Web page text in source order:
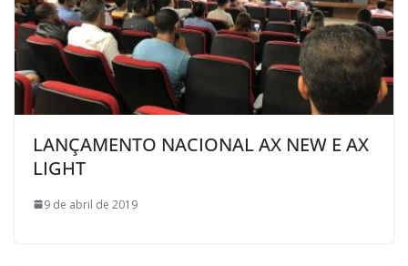
LANÇAMENTO NACIONAL AX NEW E AX
LIGHT
9 de abril de 2019